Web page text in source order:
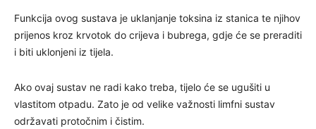
Funkcija ovog sustava je uklanjanje toksina iz stanica te njihov
prijenos kroz krvotok do crijeva i bubrega, gdje će se preraditi
i biti uklonjeni iz tijela.
Ako ovaj sustav ne radi kako treba, tijelo će se ugušiti u
vlastitom otpadu. Zato je od velike važnosti limfni sustav
održavati protočnim i čistim.